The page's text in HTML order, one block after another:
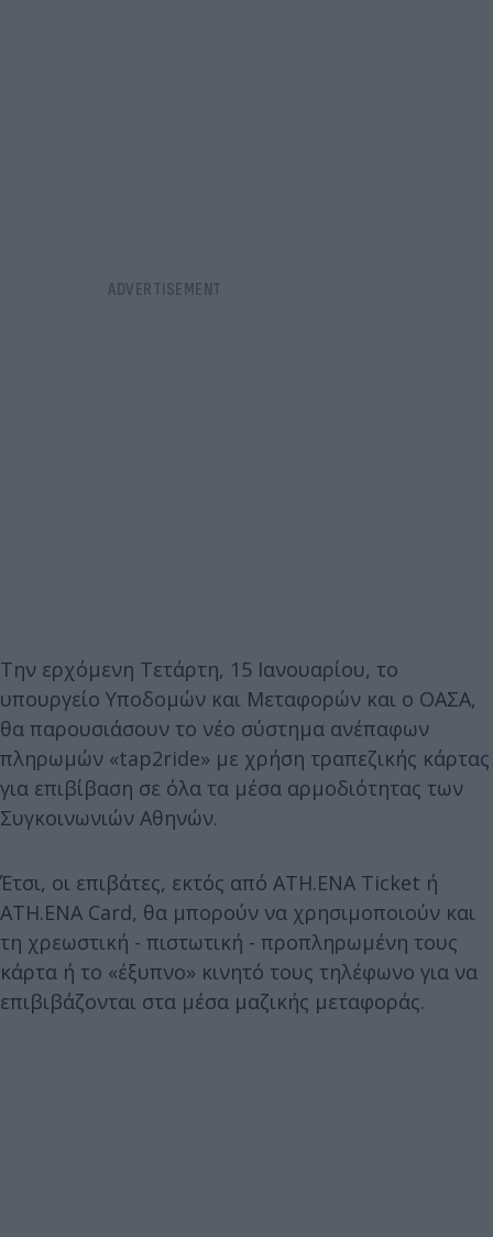
Την ερχόμενη Τετάρτη, 15 Ιανουαρίου, το
υπουργείο Υποδομών και Μεταφορών και ο ΟΑΣΑ,
θα παρουσιάσουν το νέο σύστημα ανέπαφων
πληρωμών «tap2ride» με χρήση τραπεζικής κάρτας
για επιβίβαση σε όλα τα μέσα αρμοδιότητας των
Συγκοινωνιών Αθηνών.
Έτσι, οι επιβάτες, εκτός από ATH.ENA Ticket ή
ATH.ENA Card, θα μπορούν να χρησιμοποιούν και
τη χρεωστική - πιστωτική - προπληρωμένη τους
κάρτα ή το «έξυπνο» κινητό τους τηλέφωνο για να
επιβιβάζονται στα μέσα μαζικής μεταφοράς.